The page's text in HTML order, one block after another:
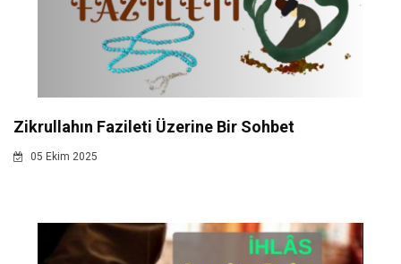
Zikrullahın Fazileti Üzerine Bir Sohbet
05 Ekim 2025